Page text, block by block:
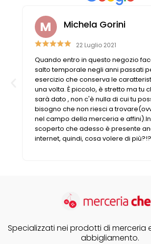
Cerniere lampo / Zip/Fibbie (27)
Elastici (10)
Filati (32)
filati cucirini e affini (9)
Fodere (5)
Guanti (1)
LANA (27)
Minuterie (58)
Nastri, fettucce, cordoni, (49)
Pizzi (11)
Prodotti per la sartoria (34)
Set di Bottoni Vintage (77)
Vintage (165)
Michela Gorini
22 Luglio 2021
Quando entro in questo negozio
salto temporale negli anni passati
esercizio che conserva le
una volta. È piccolo, è stretto ma tu
sarà dato , non c'è nulla di cui tu
bisogno che non riesci a
nel campo della merceria e
scoperto che adesso è presente
internet, quindi, cosa volere di più?!?
Specializzati nei prodotti di merceria
abbigliamento.